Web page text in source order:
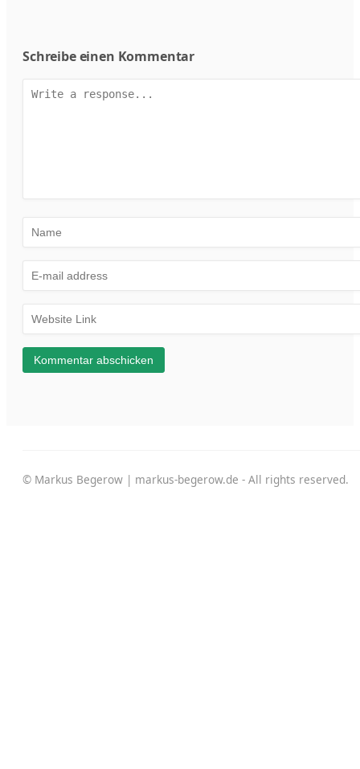
Schreibe einen Kommentar
© Markus Begerow | markus-begerow.de - All rights reserved.